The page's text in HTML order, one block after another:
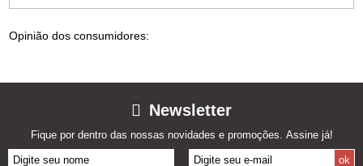
Opinião dos consumidores:
Newsletter
Fique por dentro das nossas novidades e promoções. Assine já!